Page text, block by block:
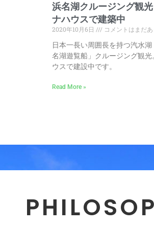
浜名湖クルージング観
ナハウスで建築中
2020年10月6日
コメントはまだ
日本一長い周囲長を持つ汽水
名湖遊覧船」クルージング観
ウスで建設中です。
Read More »